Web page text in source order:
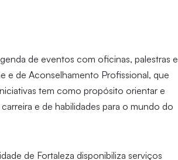
de eventos com oficinas, palestras e
e de Aconselhamento Profissional, que
tem como propósito orientar e
e de habilidades para o mundo do
de Fortaleza disponibiliza serviços